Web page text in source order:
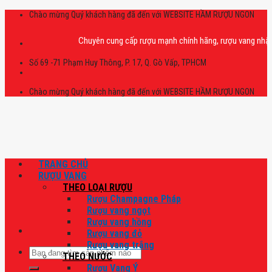
Skip
Chào mừng Quý khách hàng đã đến với WEBSITE HẦM RƯỢU NGON
Chuyên cung cấp rượu mạnh chính hãng, rượu vang nhập
Số 69 -71 Phạm Huy Thông, P. 17, Q. Gò Vấp, TPHCM
Chào mừng Quý khách hàng đã đến với WEBSITE HẦM RƯỢU NGON
Tìm
kiếm:
TRANG CHỦ
RƯỢU VANG
THEO LOẠI RƯỢU
Rượu Champagne Pháp
Rượu vang ngọt
Rượu vang hồng
Rượu vang đỏ
Rượu vang trắng
THEO NƯỚC
Rượu Vang Ý